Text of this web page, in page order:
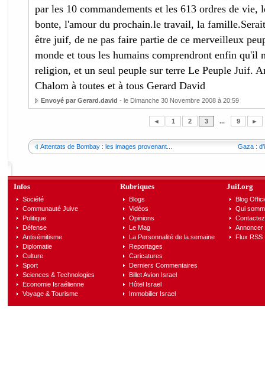
par les 10 commandements et les 613 ordres de vie,
bonte, l'amour du prochain.le travail, la
être juif, de ne pas faire partie de ce merveilleux
monde et tous les humains comprendront enfin qu'il
religion, et un seul peuple sur terre Le Peuple Juif.
Chalom à toutes et à tous Gerard David
Envoyé par Gerard.david - le Dimanche 30 Novembre 2008 à 20:59
◄ 1 2 3 ... 9 ►
Attentats de Bombay : les images provenant... Gaza :
Infos
Société
Communauté Juive
Politique
Défense
Antisémitisme
Diplomatie
Culture
Sport
Sciences & Technologies
Economie Israélienne
Voyage & Tourisme
Rubriques
Blogs
Vidéos
Opinions
Le Mag
La Personnalité de la semaine
Reportages
Caricatures
Derniers Commentaires
Billet Avion Israel
Hôtel Israel
Immobilier Israel
Juif.org
Blog
Qui
Annoncer
Flux RSS